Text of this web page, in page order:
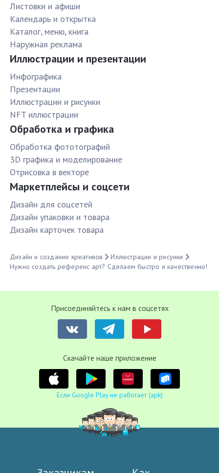
Листовки и афиши
Календарь и открытка
Каталог, меню, книга
Наружная реклама
Иллюстрации и презентации
Инфографика
Презентации
Иллюстрации и рисунки
NFT иллюстрации
Обработка и графика
Обработка фототографий
3D графика и моделирование
Отрисовка в векторе
Маркетплейсы и соцсети
Дизайн для соцсетей
Дизайн упаковки и товара
Дизайн карточек товара
Дизайн и создание креативов
Иллюстрации и рисунки
Нужно создать референс арт? Сделаем быстро и качественно!
Присоединяйтесь к нам в соцсетях
Cкачайте наше приложение
Если Google Play не работает (apk)